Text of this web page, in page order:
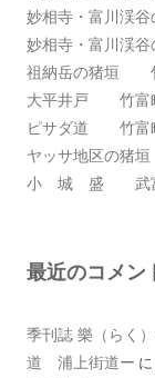
妙相寺・富川渓
妙相寺・富川渓
祖納岳の猪垣
大平井戸 竹富
ピサダ道 竹富
ヤッサ地区の猪
小 城 盛 武富
最近のコメン
季刊誌 樂（らく
道 浦上街道ー に